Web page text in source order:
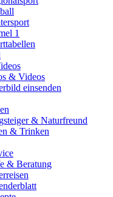
1
& Videos
einsenden
& Naturfreund
& Trinken
& Beratung